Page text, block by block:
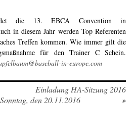
die 13. EBCA Convention in
in diesem Jahr werden Top Referenten
Treffen kommen. Wie immer gilt die
für den Trainer C Schein.
in-europe.com
den 20.11.2016
Einladung HA-Sitzung 2016
»